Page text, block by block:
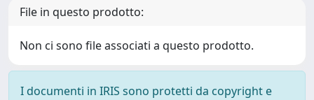
File in questo prodotto:
Non ci sono file associati a questo prodotto.
I documenti in IRIS sono protetti da copyright e